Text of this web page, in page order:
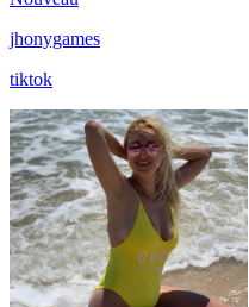
jhonygames
tiktok